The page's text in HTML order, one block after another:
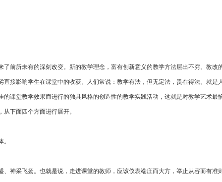
前所未有的深刻改变。新的教学理念，富有创新意义的教学方法层出不穷。教
接影响学生在课堂中的收获。人们常说：教学有法，但无定法，贵在得法。就
课堂教学效果而进行的独具风格的创造性的教学实践活动，这就是对教学艺术最
从下面四个方面进行展开。
神采飞扬。也就是说，走进课堂的教师，应该仪表端庄而大方，举止从容而有